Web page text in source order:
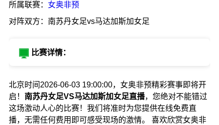
所属联赛： 女奥非预
对阵双方：南苏丹女足vs马达加斯加女足
比赛详情：
北京时间2026-06-03 19:00:00，女奥非预精彩赛事即将开
启！ 南苏丹女足VS马达加斯加女足直播，您绝对不能错过
这场激动人心的比赛！我们将准时为您提供在线免费直
播，无需任何费用即可感受现场的激情。 喜欢欣赏女奥非